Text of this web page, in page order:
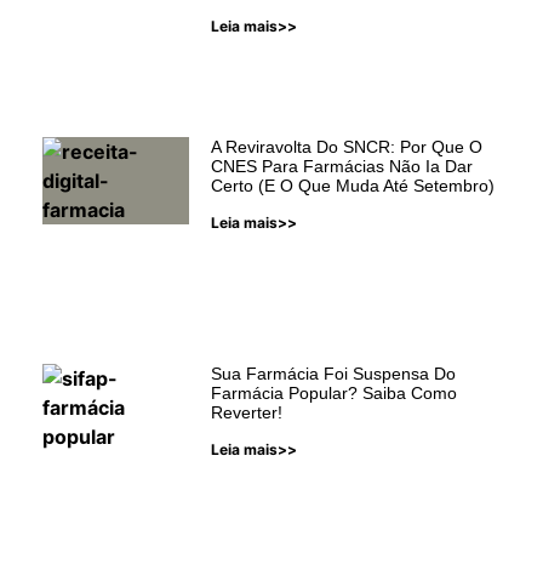
Leia mais>>
A Reviravolta Do SNCR: Por Que O
CNES Para Farmácias Não Ia Dar
Certo (e O Que Muda Até Setembro)
Leia mais>>
Sua Farmácia Foi Suspensa Do
Farmácia Popular? Saiba Como
Reverter!
Leia mais>>